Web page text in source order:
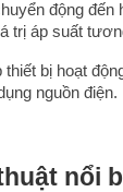
động đến
trị áp suất
bị hoạt
nguồn điện.
nổi